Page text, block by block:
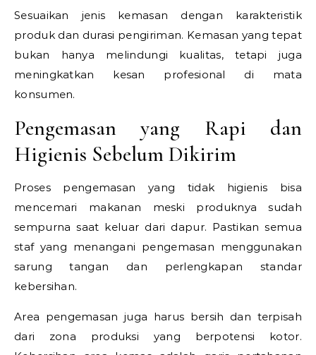
Sesuaikan jenis kemasan dengan karakteristik
produk dan durasi pengiriman. Kemasan yang tepat
bukan hanya melindungi kualitas, tetapi juga
meningkatkan kesan profesional di mata
konsumen.
Pengemasan yang Rapi dan
Higienis Sebelum Dikirim
Proses pengemasan yang tidak higienis bisa
mencemari makanan meski produknya sudah
sempurna saat keluar dari dapur. Pastikan semua
staf yang menangani pengemasan menggunakan
sarung tangan dan perlengkapan standar
kebersihan.
Area pengemasan juga harus bersih dan terpisah
dari zona produksi yang berpotensi kotor.